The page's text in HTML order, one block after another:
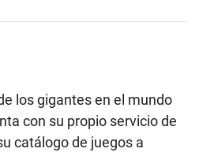
los gigantes en el mundo
con su propio servicio de
catálogo de juegos a